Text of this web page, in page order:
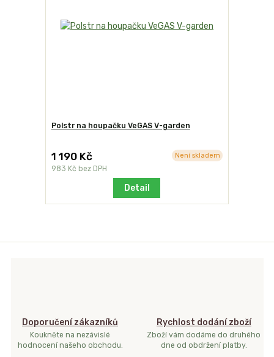
Polstr na houpačku VeGAS V-garden
1 190 Kč
983 Kč bez DPH
Není skladem
Detail
Doporučení zákazníků
Koukněte na nezávislé
hodnocení našeho obchodu.
Rychlost dodání zboží
Zboží vám dodáme do druhého
dne od obdržení platby.